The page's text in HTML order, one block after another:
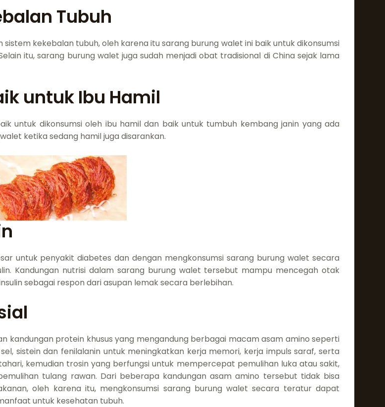
Tubuh
kekebalan tubuh, oleh karena itu sarang burung walet ini baik untuk dikonsumsi
itu, sarang burung walet juga sudah menjadi obat tradisional di China sejak lama
untuk Ibu Hamil
untuk dikonsumsi oleh ibu hamil dan baik untuk tumbuh kembang janin yang ada
ketika sedang hamil juga disarankan.
untuk penyakit diabetes dan dengan mengkonsumsi sarang burung walet secara
Kandungan nutrisi dalam sarang burung walet tersebut mampu mencegah otak
sebagai respon dari asupan lemak secara berlebihan.
kandungan protein khusus yang mengandung berbagai macam asam amino seperti
sistein dan fenilalanin untuk meningkatkan kerja memori, kerja impuls saraf, serta
kemudian trosin yang berfungsi untuk mempercepat pemulihan luka atau sakit,
tulang rawan. Dari beberapa kandungan asam amino tersebut tidak bisa
oleh karena itu, mengkonsumsi sarang burung walet secara teratur dapat
untuk kesehatan tubuh.